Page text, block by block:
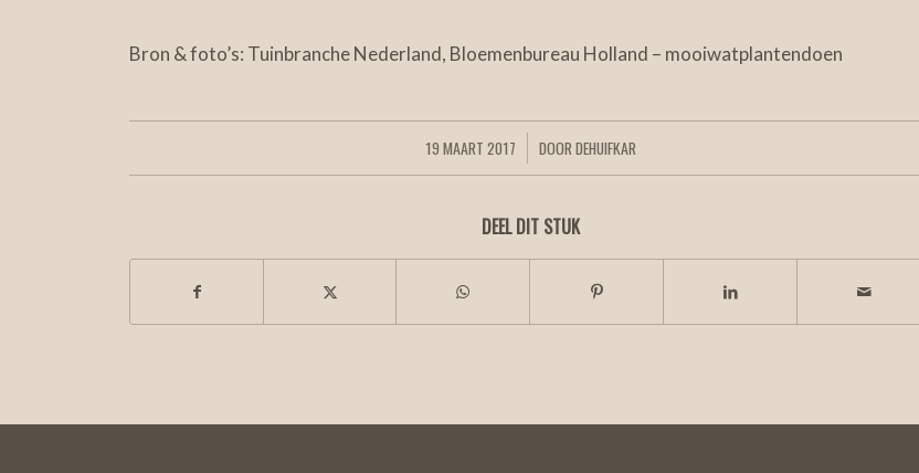
Bron & foto’s: Tuinbranche Nederland, Bloemenbureau Holland – mooiwatplantendoen
19 MAART 2017
/ DOORDEHUIFKAR
DEEL DIT STUK